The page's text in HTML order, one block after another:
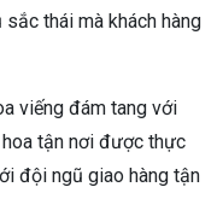
sắc thái mà khách hàng
viếng đám tang với
tận nơi được thực
đội ngũ giao hàng tận